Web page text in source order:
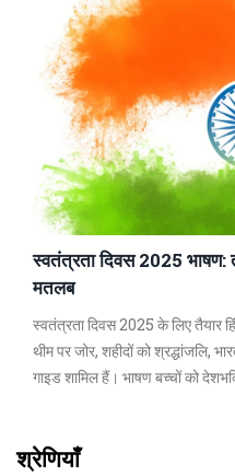
स्वतंत्रता दिवस 2025
मतलब
स्वतंत्रता दिवस 2025 के लिए तैयार
थीम पर जोर, शहीदों को श्रद्धांजलि,
गाइड शामिल हैं। भाषण बच्चों को
श्रेणियाँ